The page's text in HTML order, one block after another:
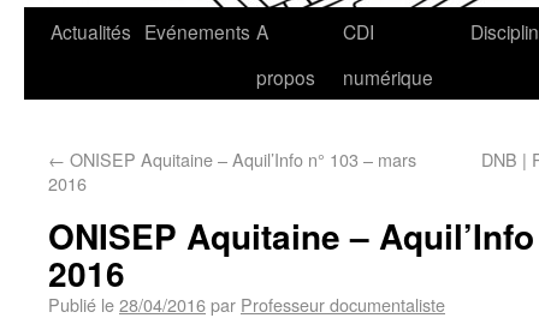
Actualités Evénements A
propos
CDI
numérique
← ONISEP Aquitaine – Aquil’Info n° 103 – mars
2016
DNB |
ONISEP Aquitaine –
2016
Publié le28/04/2016par Professeur documentaliste